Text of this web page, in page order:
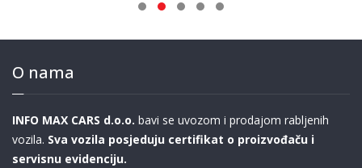
O nama
INFO MAX CARS d.o.o. bavi se uvozom i prodajom rabljenih
vozila. Sva vozila posjeduju certifikat o proizvođaču i
servisnu evidenciju.